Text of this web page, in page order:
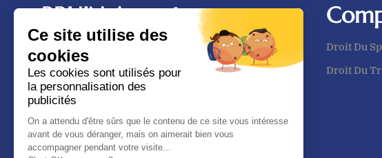
BRUIN Avocat
9 Rue Manuel, 13100, Aix-En-Provence
Le cabinet se trouve entre le Palais de justice
et le tribunal judiciaire d’Aix en Provence.
Il intervient en droit du sport et droit du travail
dans toute la France (et notamment à Aix-en-
Droit Du
Droit Du
Ce site utilise des
cookies
Les cookies sont utilisés pour
la personnalisation des
publicités
On a attendu d'être sûrs que le contenu de ce site vous intéresse
avant de vous déranger, mais on aimerait bien vous
accompagner pendant votre visite...